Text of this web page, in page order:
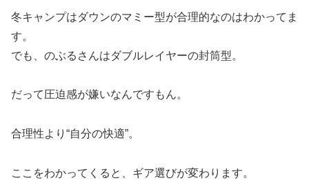
冬キャンプはダウンのマミー型が合理的なのはわかってま
す。
でも、のぶるさんはダブルレイヤーの封筒型。
だって圧迫感が嫌いなんですもん。
合理性より“自分の快適”。
ここをわかってくると、ギア選びが変わります。